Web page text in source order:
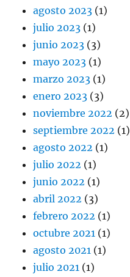
agosto 2023 (1)
julio 2023 (1)
junio 2023 (3)
mayo 2023 (1)
marzo 2023 (1)
enero 2023 (3)
noviembre 2022 (2)
septiembre 2022 (1)
agosto 2022 (1)
julio 2022 (1)
junio 2022 (1)
abril 2022 (3)
febrero 2022 (1)
octubre 2021 (1)
agosto 2021 (1)
julio 2021 (1)